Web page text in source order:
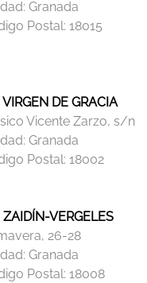
Granada
Postal: 18015
VIRGEN DE GRACIA
Vicente Zarzo, s/n
Granada
Postal: 18002
ZAIDÍN-VERGELES
26-28
Granada
Postal: 18008